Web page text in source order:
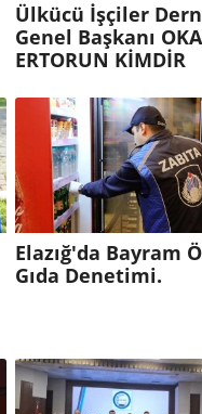
Ülkücü İşçiler
Genel Başkanı
ERTORUN KİMDİR
Elazığ'da Bayram
Gıda Denetimi.